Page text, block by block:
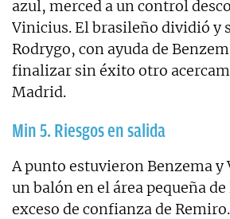
azul, merced a un control
Vinicius. El brasileño dividió y
Rodrygo, con ayuda de
finalizar sin éxito otro
Madrid.
Min 5. Riesgos en salida
A punto estuvieron Benzema
un balón en el área pequeña de
exceso de confianza de